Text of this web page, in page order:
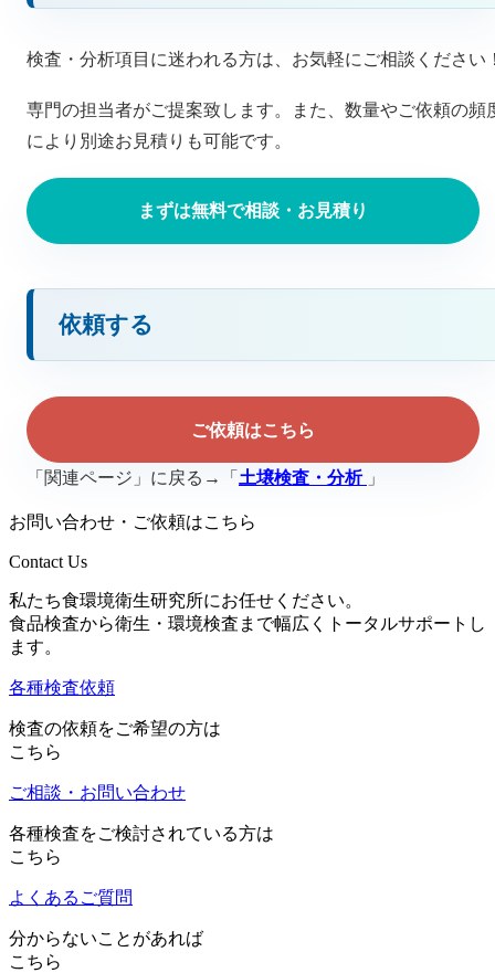
検査・分析項目に迷われる方は、お気軽にご相談ください
専門の担当者がご提案致します。また、数量やご依頼の頻
により別途お見積りも可能です。
まずは無料で相談・お見積り
依頼する
ご依頼はこちら
「関連ページ」に戻る→「 土壌検査・分析 」
お問い合わせ・ご依頼はこちら
Contact Us
私たち食環境衛生研究所にお任せください。
食品検査から衛生・環境検査まで幅広くトータルサポートし
ます。
各種検査依頼
検査の依頼をご希望の方は
こちら
ご相談・お問い合わせ
各種検査をご検討されている方は
こちら
よくあるご質問
分からないことがあれば
こちら